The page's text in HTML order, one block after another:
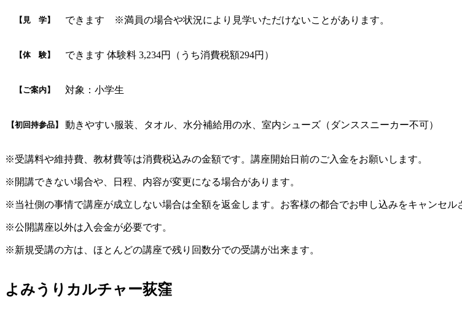
【見 学】 できます ※満員の場合や状況により見学いただけないことがあります。
【体 験】 できます 体験料 3,234円（うち消費税額294円）
【ご案内】 対象：小学生
【初回持参品】 動きやすい服装、タオル、水分補給用の水、室内シューズ（ダンススニーカー不可）
※受講料や維持費、教材費等は消費税込みの金額です。講座開始日前のご入金をお願いします。
※開講できない場合や、日程、内容が変更になる場合があります。
※当社側の事情で講座が成立しない場合は全額を返金します。お客様の都合でお申し込みをキャンセル
※公開講座以外は入会金が必要です。
※新規受講の方は、ほとんどの講座で残り回数分での受講が出来ます。
よみうりカルチャー荻窪